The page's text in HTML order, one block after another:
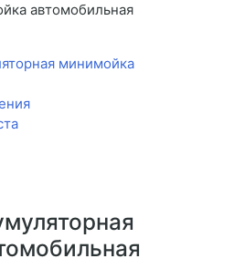
автомобильная
минимойка